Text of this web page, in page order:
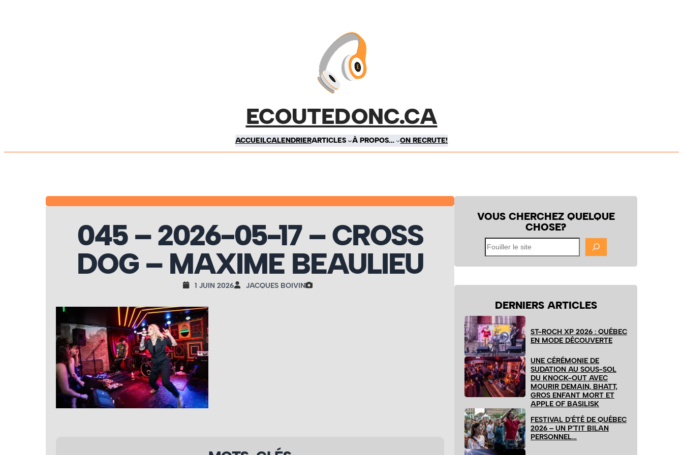
ECOUTEDONC.CA
ACCUEILCALENDRIERARTICLES À PROPOS… ON RECRUTE!
045 – 2026-05-17 – CROSS
DOG – MAXIME BEAULIEU
1 JUIN 2026 JACQUES BOIVIN
VOUS CHERCHEZ QUELQUE
CHOSE?
Fouiller
le
site
DERNIERS ARTICLES
ST-ROCH XP 2026 : QUÉBEC
EN MODE DÉCOUVERTE
UNE CÉRÉMONIE DE
SUDATION AU SOUS-SOL
DU KNOCK-OUT AVEC
MOURIR DEMAIN, BHATT,
GROS ENFANT MORT ET
APPLE OF BASILISK
FESTIVAL D’ÉTÉ DE QUÉBEC
2026 – UN P’TIT BILAN
PERSONNEL…